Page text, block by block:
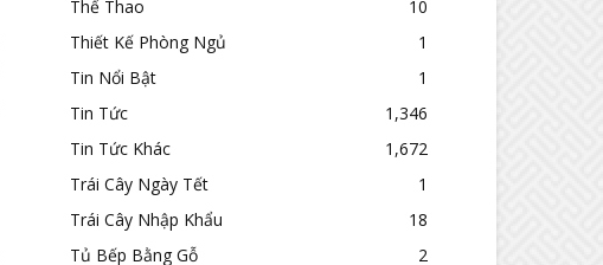
Thể Thao
10
Thiết Kế Phòng Ngủ
1
Tin Nổi Bật
1
Tin Tức
1,346
Tin Tức Khác
1,672
Trái Cây Ngày Tết
1
Trái Cây Nhập Khẩu
18
Tủ Bếp Bằng Gỗ
2